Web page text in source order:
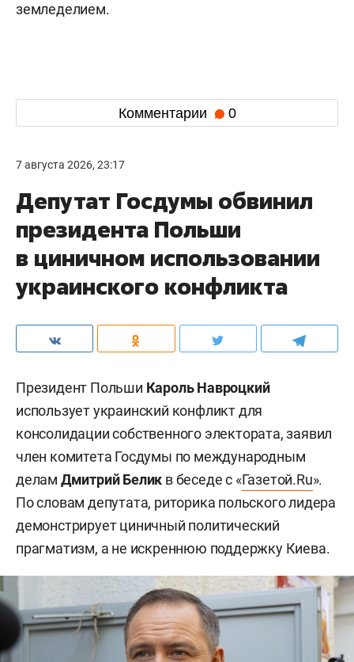
земледелием.
Комментарии 0
7 августа 2026, 23:17
Депутат Госдумы обвинил
президента Польши
в циничном использовании
украинского конфликта
Президент Польши Кароль Навроцкий
использует украинский конфликт для
консолидации собственного электората, заявил
член комитета Госдумы по международным
делам Дмитрий Белик в беседе с «Газетой.Ru».
По словам депутата, риторика польского лидера
демонстрирует циничный политический
прагматизм, а не искреннюю поддержку Киева.